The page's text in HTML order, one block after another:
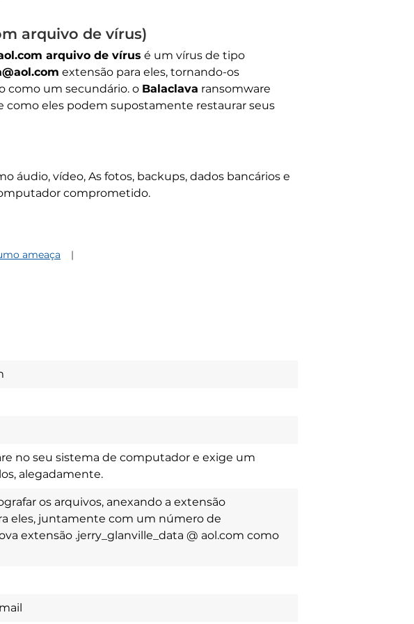
arquivo de vírus)
arquivo de vírus é um vírus de tipo
extensão para eles, tornando-os
como um secundário. o Balaclava ransomware
como eles podem supostamente restaurar seus
áudio, vídeo, As fotos, backups, dados bancários e
comprometido.
ameaça
no seu sistema de computador e exige um
alegadamente.
os arquivos, anexando a extensão
eles, juntamente com um número de
extensão .jerry_glanville_data @ aol.com como